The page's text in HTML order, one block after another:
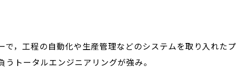
で，工程の自動化や生産管理などのシステムを取り入れたプ
トータルエンジニアリングが強み。